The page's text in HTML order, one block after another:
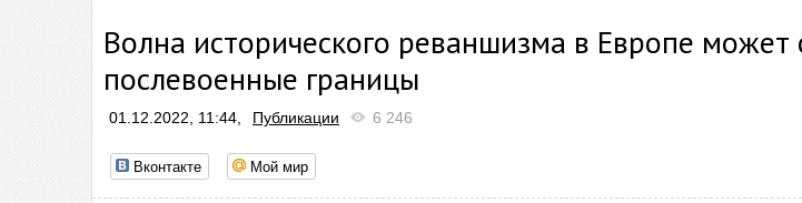
Волна исторического реваншизма в Европе может
послевоенные границы
01.12.2022, 11:44, Публикации 6 246
Вконтакте Мой мир